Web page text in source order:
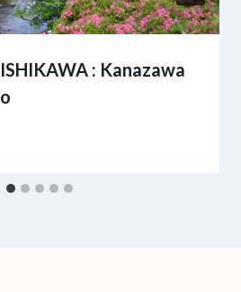
: Kanazawa